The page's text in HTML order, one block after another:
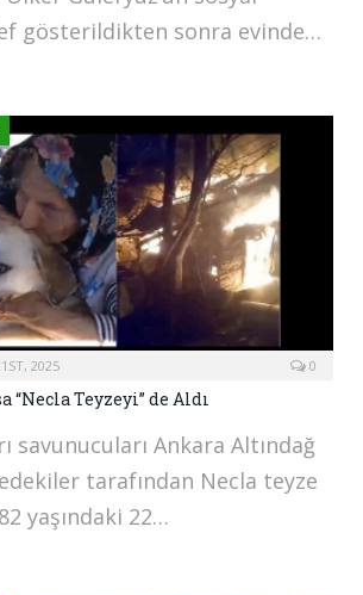
gösterildikten sonra evinde…
2025 0
“Necla Teyzeyi” de Aldı
savunucuları Ankara Altındağ
tarafından Necla teyze
yaşındaki 22…